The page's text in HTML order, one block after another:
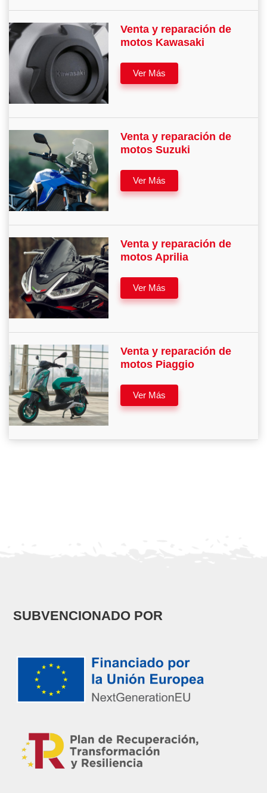
Venta y reparación de
motos Kawasaki
Ver Más
Venta y reparación de
motos Suzuki
Ver Más
Venta y reparación de
motos Aprilia
Ver Más
Venta y reparación de
motos Piaggio
Ver Más
SUBVENCIONADO POR